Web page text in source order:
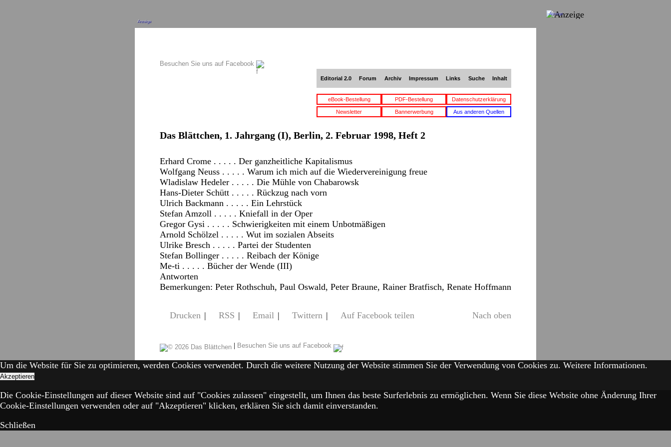
Anzeige
Besuchen Sie uns auf Facebook
Editorial 2.0 Forum Archiv Impressum Links Suche Inhalt
eBook-Bestellung PDF-Bestellung Datenschutzerklärung
Newsletter Bannerwerbung Aus anderen Quellen
Das Blättchen, 1. Jahrgang (I), Berlin, 2. Februar 1998, Heft 2
Erhard Crome . . . . . Der ganzheitliche Kapitalismus
Wolfgang Neuss . . . . . Warum ich mich auf die Wiedervereinigung freue
Wladislaw Hedeler . . . . . Die Mühle von Chabarowsk
Hans-Dieter Schütt . . . . . Rückzug nach vorn
Ulrich Backmann . . . . . Ein Lehrstück
Stefan Amzoll . . . . . Kniefall in der Oper
Gregor Gysi . . . . . Schwierigkeiten mit einem Unbotmäßigen
Arnold Schölzel . . . . . Wut im sozialen Abseits
Ulrike Bresch . . . . . Partei der Studenten
Stefan Bollinger . . . . . Reibach der Könige
Me-ti . . . . . Bücher der Wende (III)
Antworten
Bemerkungen: Peter Rothschuh, Paul Oswald, Peter Braune, Rainer Bratfisch, Renate Hoffmann
Drucken | RSS | Email | Twittern | Auf Facebook teilen Nach oben
| Besuchen Sie uns auf Facebook
Anzeige
Um die Website für Sie zu optimieren, werden Cookies verwendet. Durch die weitere Nutzung der Website stimmen Sie der Verwendung von Cookies zu. Weitere Informationen.
Akzeptieren
Die Cookie-Einstellungen auf dieser Website sind auf "Cookies zulassen" eingestellt, um Ihnen das beste Surferlebnis zu ermöglichen. Wenn Sie diese Website ohne Änderung Ihrer
Cookie-Einstellungen verwenden oder auf "Akzeptieren" klicken, erklären Sie sich damit einverstanden.
Schließen